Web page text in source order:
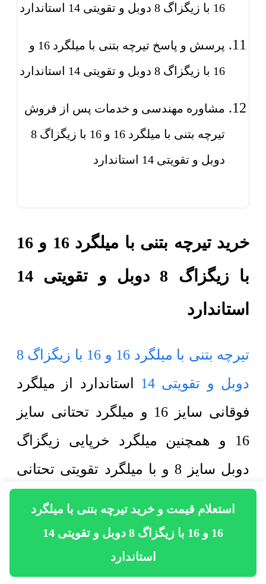
استعلام قیمت و خرید تیرچه بتنی با میلگرد
16 و 16 با زیگزاگ 8 دوبل و تقویتی 14
استاندارد
16 با زیگزاگ 8 دوبل و تقویتی 14 استاندارد
پرسش و پاسخ تیرچه بتنی با میلگرد 16 و
16 با زیگزاگ 8 دوبل و تقویتی 14 استاندارد
مشاوره مهندسی و خدمات پس از فروش
تیرچه بتنی با میلگرد 16 و 16 با زیگزاگ 8
دوبل و تقویتی 14 استاندارد
خرید تیرچه بتنی با میلگرد 16 و 16
با زیگزاگ 8 دوبل و تقویتی 14
استاندارد
تیرچه بتنی با میلگرد 16 و 16 با زیگزاگ 8
دوبل و تقویتی 14
استاندارد از میلگرد
فوقانی سایز 16 و میلگرد تحتانی سایز
16 و همچنین میلگرد خرپایی زیگزاگ
دوبل سایز 8 و با میلگرد تقویتی تحتانی
کارگاه تخصصی تولید و به فروش
میرسد. در جوش خرپای تیرچه بتنی بهتر